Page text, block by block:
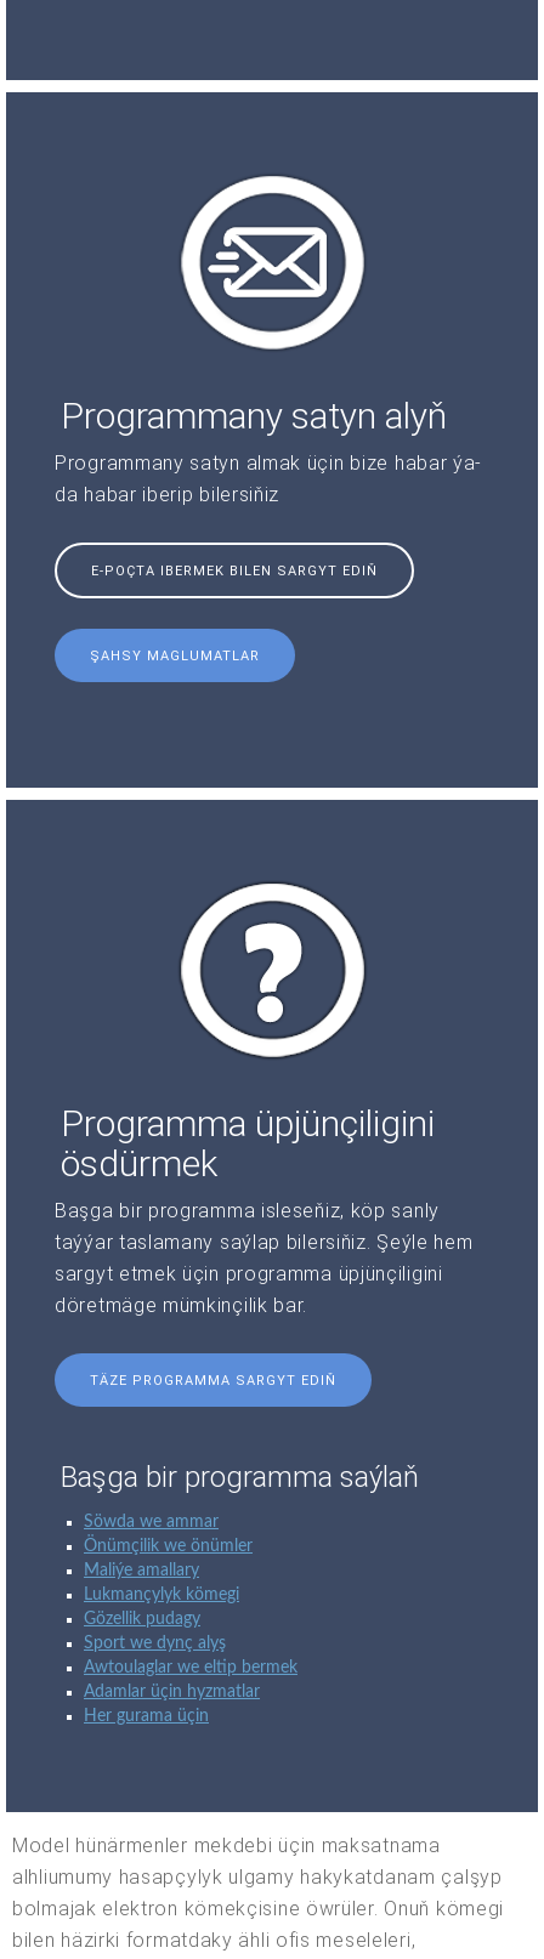
Programmany satyn alyň
Programmany satyn almak üçin bize habar ýa-
da habar iberip bilersiňiz
E-POÇTA IBERMEK BILEN SARGYT EDIŇ
ŞAHSY MAGLUMATLAR
Programma üpjünçiligini
ösdürmek
Başga bir programma isleseňiz, köp sanly
taýýar taslamany saýlap bilersiňiz. Şeýle hem
sargyt etmek üçin programma üpjünçiligini
döretmäge mümkinçilik bar.
TÄZE PROGRAMMA SARGYT EDIŇ
Başga bir programma saýlaň
Söwda we ammar
Önümçilik we önümler
Maliýe amallary
Lukmançylyk kömegi
Gözellik pudagy
Sport we dynç alyş
Awtoulaglar we eltip bermek
Adamlar üçin hyzmatlar
Her gurama üçin
Model hünärmenler mekdebi üçin maksatnama
alhliumumy hasapçylyk ulgamy hakykatdanam çalşyp
bolmajak elektron kömekçisine öwrüler. Onuň kömegi
bilen häzirki formatdaky ähli ofis meseleleri,